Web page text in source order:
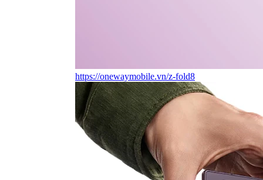
https://onewaymobile.vn/z-fold8